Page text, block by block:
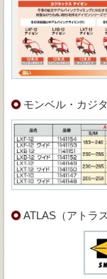
モンベル・カジ
ATLAS（アトラ